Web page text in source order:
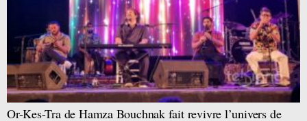
Or-Kes-Tra de Hamza Bouchnak fait revivre l’univers de